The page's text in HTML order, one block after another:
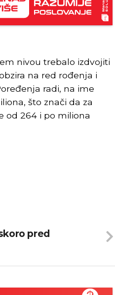
nivou trebalo izdvojiti
na red rođenja i
radi, na ime
što znači da za
od 264 i po miliona
pred